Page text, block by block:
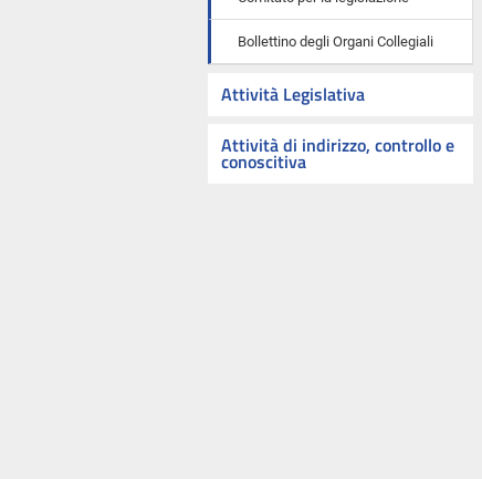
Bollettino degli Organi Collegiali
Attività Legislativa
Attività di indirizzo, controllo e
conoscitiva